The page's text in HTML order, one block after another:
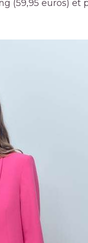
(59,95 euros) et